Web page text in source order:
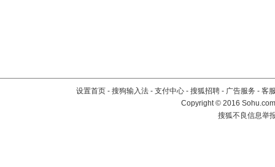
设置首页 - 搜狗输入法 - 支付中心 - 搜狐招聘 - 广告服务 - 客
Copyright©2016
搜狐不良信息举